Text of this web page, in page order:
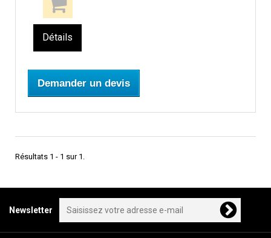
Détails
Demander un devis
Résultats 1 - 1 sur 1.
Newsletter